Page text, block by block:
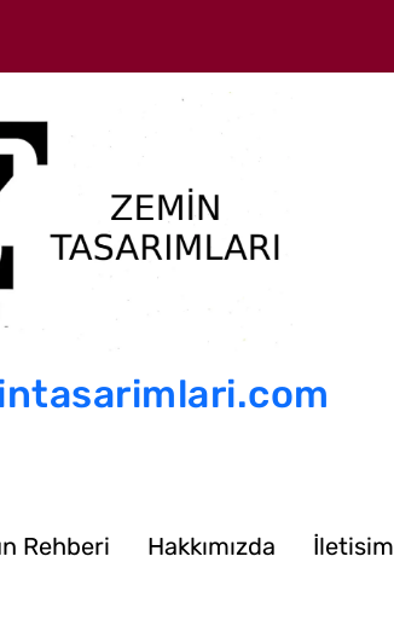
Rehberi Hakkımızda İletisim